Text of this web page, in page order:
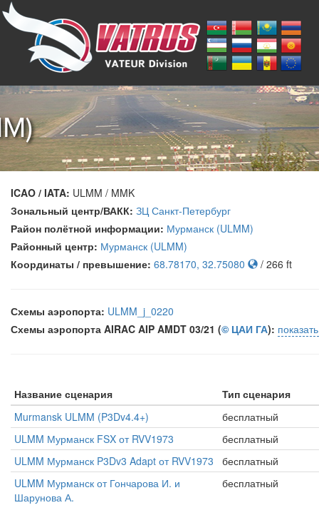
ICAO / IATA: ULMM / MMK
Зональный центр/ВАКК: ЗЦ Санкт-Петербург
Район полётной информации: Мурманск (ULMM)
Районный центр: Мурманск (ULMM)
Координаты / превышение: 68.78170, 32.75080 / 266 ft
Схемы аэропорта: ULMM_j_0220
Схемы аэропорта AIRAC AIP AMDT 03/21 (© ЦАИ ГА):
Название сценария
Тип сценария
Murmansk ULMM (P3Dv4.4+)
бесплатный
ULMM Мурманск FSX от RVV1973
бесплатный
ULMM Мурманск P3Dv3 Adapt от RVV1973
бесплатный
ULMM Мурманск от Гончарова И. и
Шарунова А.
бесплатный